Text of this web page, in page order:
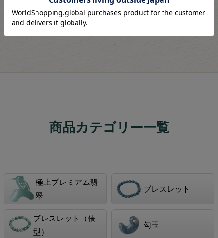
13件中1-13件表示
商品カテゴリー一覧
極上プレミアム翡
翠
ブレスレット
ブレスレット（俵
型）
勾玉